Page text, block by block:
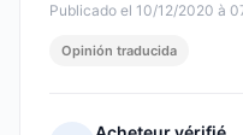
Publicado el 10/12/2020 à
Opinión traducida